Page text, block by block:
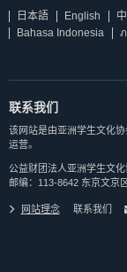
日本語 English
Bahasa Indonesia
联系我们
该网站是由亚洲学生文化
运营。
公益财团法人亚洲学生文
邮编：113-8642 东京文京
网站理念 联系我们